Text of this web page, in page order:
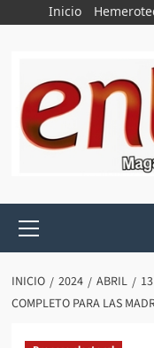
Inicio
principal
INICIO 2024 ABRIL 13
COMPLETO PARA LAS